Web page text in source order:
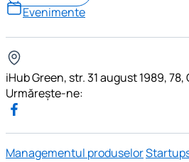
Evenimente
iHub Green, str. 31 august 1989,
Urmărește-ne:
Managementul produselor